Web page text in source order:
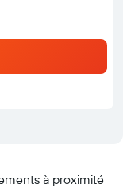
à proximité